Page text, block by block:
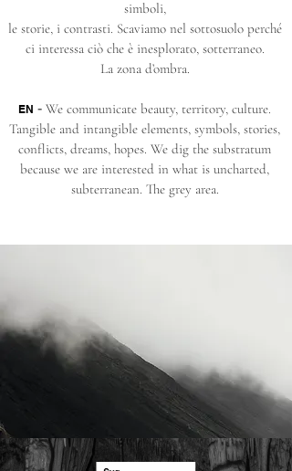
simboli,
le storie, i contrasti. Scaviamo nel sottosuolo perché
ci interessa ciò che è inesplorato, sotterraneo.
La zona d’ombra.
EN - We communicate beauty, territory, culture.
Tangible and intangible elements, symbols, stories,
conflicts, dreams, hopes. We dig the substratum
because we are interested in what is uncharted,
subterranean. The grey area.